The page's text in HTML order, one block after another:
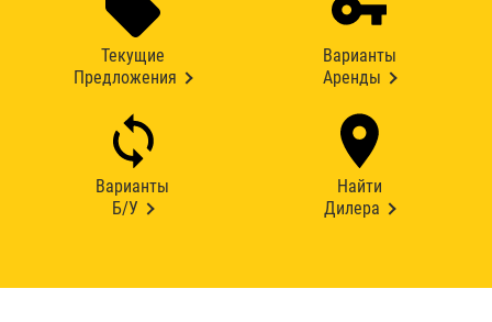
Текущие
Предложения
Варианты
Аренды
Варианты
Б/У
Найти
Дилера